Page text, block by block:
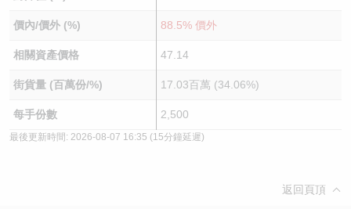
價內/價外 (%) 88.5% 價外
相關資產價格 47.14
街貨量 (百萬份/%) 17.03百萬 (34.06%)
每手份數 2,500
最後更新時間: 2026-08-07 16:35 (15分鐘延遲)
返回頁頂